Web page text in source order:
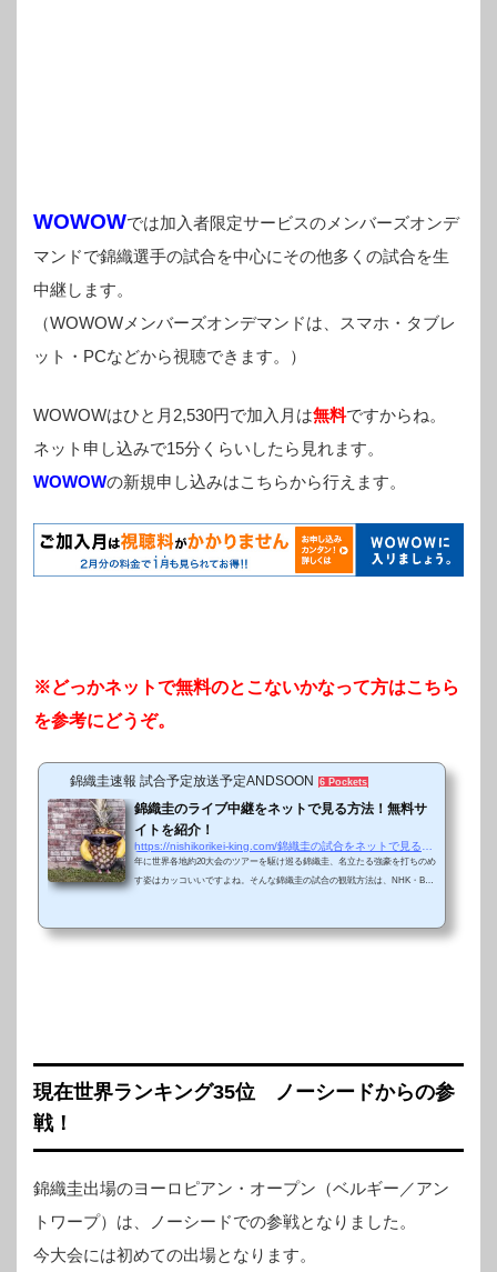
WOWOWでは加入者限定サービスのメンバーズオンデ
マンドで錦織選手の試合を中心にその他多くの試合を生
中継します。
（WOWOWメンバーズオンデマンドは、スマホ・タブレ
ット・PCなどから視聴できます。）
WOWOWはひと月2,530円で加入月は無料ですからね。
ネット申し込みで15分くらいしたら見れます。
WOWOWの新規申し込みはこちらから行えます。
※どっかネットで無料のとこないかなって方はこちら
を参考にどうぞ。
錦織圭速報 試合予定放送予定ANDSOON 6 Pockets
錦織圭のライブ中継をネットで見る方法！無料サ
イトを紹介！
https://nishikorikei-king.com/錦織圭の試合をネットで見る方法！無料どころか
年に世界各地約20大会のツアーを駆け巡る錦織圭、名立たる強豪を打ちのめ
す姿はカッコいいですよね。そんな錦織圭の試合の観戦方法は、NHK・BS
いくつかのライブ無料観戦方法を紹介します。もちろんいろんな広告や警告
現在世界ランキング35位 ノーシードからの参
戦！
錦織圭出場のヨーロピアン・オープン（ベルギー／アン
トワープ）は、ノーシードでの参戦となりました。
今大会には初めての出場となります。